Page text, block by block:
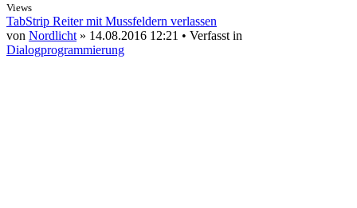
Views
TabStrip Reiter mit Mussfeldern verlassen
von Nordlicht » 14.08.2016 12:21 • Verfasst in
Dialogprogrammierung